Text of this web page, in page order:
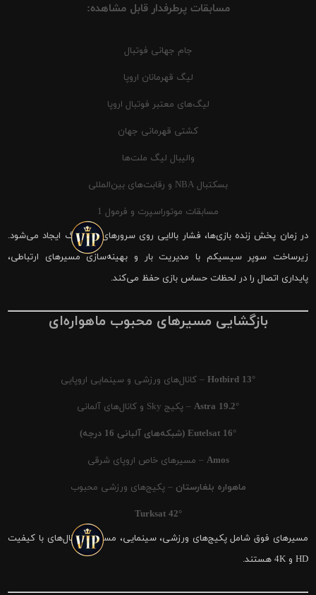
مسابقات پرطرفدار قابل مشاهده:
جام جهانی فوتبال
لیگ قهرمانان اروپا
لیگ‌های معتبر فوتبال اروپا
کشتی قهرمانی جهان
والیبال لیگ ملت‌ها
بسکتبال NBA و رقابت‌های بین‌المللی
مسابقات موتوراسپرت و فرمول 1
در زمان پخش زنده بازی‌ها، فشار بالایی روی سرورهای شیرینگ ایجاد می‌شود.
زیرساخت سوپر سیسیکم با مدیریت بار و بهینه‌سازی مسیرهای ارتباطی،
پایداری اتصال را در لحظات حساس بازی حفظ می‌کند.
بازگشایی مسیرهای محبوب ماهواره‌ای
Hotbird 13° – کانال‌های ورزشی و سینمایی اروپایی
Astra 19.2° – پکیج Sky و کانال‌های آلمانی
Eutelsat 16° (شبکه‌های آلبانی 16 درجه)
Amos – مسیرهای خاص اروپای شرقی
ماهواره بلغارستان – پکیج‌های ورزشی محبوب
Turksat 42°
مسیرهای فوق شامل پکیج‌های ورزشی، سینمایی، مستند و کانال‌های با کیفیت
HD و 4K هستند.